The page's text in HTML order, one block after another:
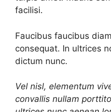
facilisi.
Faucibus faucibus
consequat. In ultrices
dictum nunc.
Vel nisl, elementum
convallis nullam